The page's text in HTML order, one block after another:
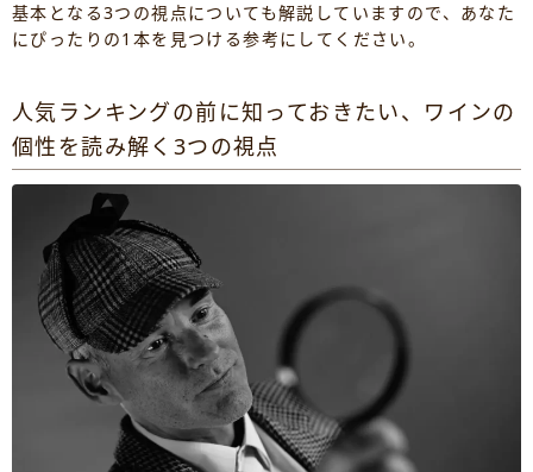
基本となる3つの視点についても解説していますので、あなた
にぴったりの1本を見つける参考にしてください。
人気ランキングの前に知っておきたい、ワインの
個性を読み解く3つの視点